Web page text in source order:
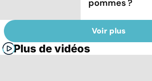
pommes ?
Voir plus
Plus de vidéos